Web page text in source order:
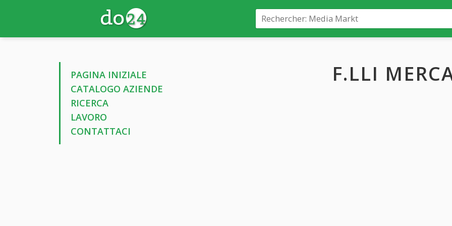
PAGINA INIZIALE
CATALOGO AZIENDE
RICERCA
LAVORO
CONTATTACI
F.LLI